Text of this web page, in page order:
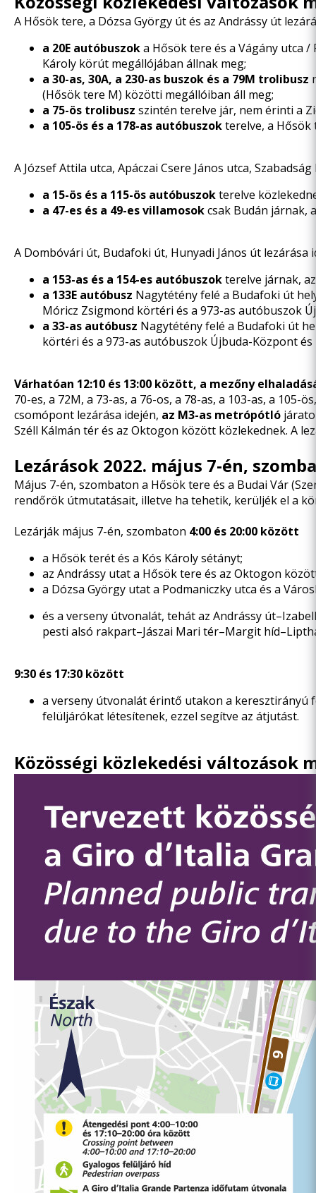
A Hősök tere, a Dózsa György út és az Andrássy út
a 20E autóbuszoka Hősök tere és a Vágány utca
Károly körút megállójában állnak meg;
a 30-as, 30A, a 230-as buszok és a 79M trolibusz
(Hősök tere M) közötti megállóiban áll meg;
a 75-ös trolibusz szintén terelve jár, nem érinti a
a 105-ös és a 178-as autóbuszokterelve, a Hősök
A József Attila utca, Apáczai Csere János utca,
a 15-ös és a 115-ös autóbuszokterelve
a 47-es és a 49-es villamosokcsak Budán járnak,
A Dombóvári út, Budafoki út, Hunyadi János út lezárása
a 153-as és a 154-es autóbuszokterelve járnak,
a 133E autóbusz Nagytétény felé a Budafoki út
Móricz Zsigmond körtéri és a 973-as autóbuszok
a 33-as autóbusz Nagytétény felé a Budafoki út
körtéri és a 973-as autóbuszok Újbuda-Központ
Várhatóan 12:10 és 13:00 között, a mezőny
70-es, a 72M, a 73-as, a 76-os, a 78-as, a 103-as, a
csomópont lezárása idején, az M3-as metrópótló
Széll Kálmán tér és az Oktogon között közlekednek. A
Lezárások 2022. május 7-én,
Május 7-én, szombaton a Hősök tere és a Budai Vár
rendőrök útmutatásait, illetve ha tehetik, kerüljék el a
Lezárják május 7-én, szombaton 4:00 és 20:00 között
a Hősök terét és a Kós Károly sétányt;
az Andrássy utat a Hősök tere és az Oktogon
a Dózsa György utat a Podmaniczky utca és a
és a verseny útvonalát, tehát az Andrássy
pesti alsó rakpart–Jászai Mari tér–Margit
9:30 és 17:30 között
a verseny útvonalát érintő utakon a keresztirányú
felüljárókat létesítenek, ezzel segítve az átjutást.
Közösségi közlekedési változások